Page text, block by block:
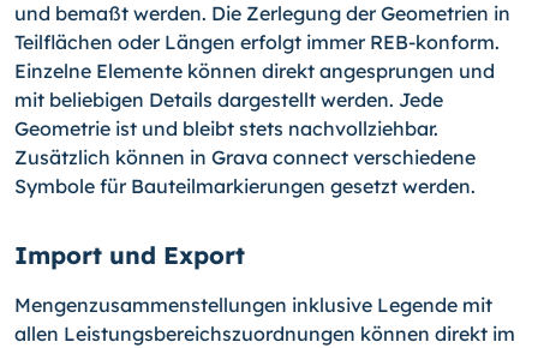
und bemaßt werden. Die Zerlegung der Geometrien in
Teilflächen oder Längen erfolgt immer REB-konform.
Einzelne Elemente können direkt angesprungen und
mit beliebigen Details dargestellt werden. Jede
Geometrie ist und bleibt stets nachvollziehbar.
Zusätzlich können in Grava connect verschiedene
Symbole für Bauteilmarkierungen gesetzt werden.
Import und Export
Mengenzusammenstellungen inklusive Legende mit
allen Leistungsbereichszuordnungen können direkt im